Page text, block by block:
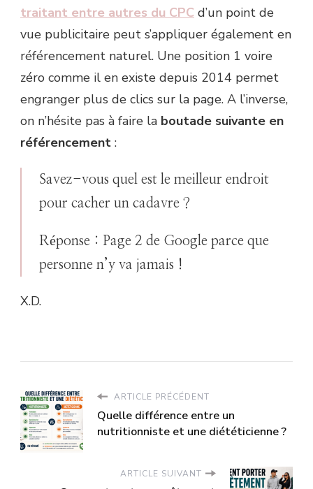
traitant entre autres du CPC d’un point de
vue publicitaire peut s’appliquer également en
référencement naturel. Une position 1 voire
zéro comme il en existe depuis 2014 permet
engranger plus de clics sur la page. A l’inverse,
on n’hésite pas à faire la boutade suivante en
référencement :
Savez-vous quel est le meilleur endroit
pour cacher un cadavre ?
Réponse : Page 2 de Google parce que
personne n’y va jamais !
X.D.
ARTICLE PRÉCÉDENT
Quelle différence entre un
nutritionniste et une diététicienne ?
ARTICLE SUIVANT